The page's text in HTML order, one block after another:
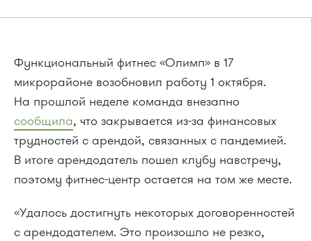
Функциональный фитнес «Олимп» в 17
микрорайоне возобновил работу 1 октября.
На прошлой неделе команда внезапно
сообщила, что закрывается из-за финансовых
трудностей с арендой, связанных с пандемией.
В итоге арендодатель пошел клубу навстречу,
поэтому фитнес-центр остается на том же месте.
«Удалось достигнуть некоторых договоренностей
с арендодателем. Это произошло не резко,